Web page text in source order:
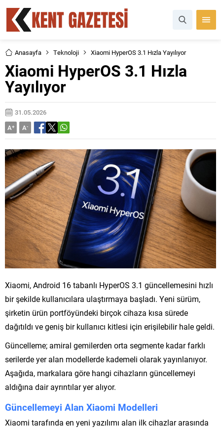
Anasayfa Teknoloji Xiaomi HyperOS 3.1 Hızla Yayılıyor
Xiaomi HyperOS 3.1 Hızla
Yayılıyor
31.05.2026
A+ A-
Xiaomi, Android 16 tabanlı HyperOS 3.1 güncellemesini hızlı
bir şekilde kullanıcılara ulaştırmaya başladı. Yeni sürüm,
şirketin ürün portföyündeki birçok cihaza kısa sürede
dağıtıldı ve geniş bir kullanıcı kitlesi için erişilebilir hale geldi.
Güncelleme; amiral gemilerden orta segmente kadar farklı
serilerde yer alan modellerde kademeli olarak yayınlanıyor.
Aşağıda, markalara göre hangi cihazların güncellemeyi
aldığına dair ayrıntılar yer alıyor.
Güncellemeyi Alan Xiaomi Modelleri
Xiaomi tarafında en yeni yazılımı alan ilk cihazlar arasında